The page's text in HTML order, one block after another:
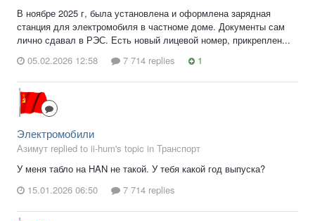
В ноябре 2025 г, была установлена и оформлена зарядная
станция для электромобиля в частноме доме. Документы сам
лично сдавал в РЭС. Есть новый лицевой номер, прикреплен...
05.02.2026 12:58
7 714 replies 1
Электромобили
Азимут replied to ii-hum's topic in Транспорт
У меня табло на HAN не такой. У тебя какой год выпуска?
15.01.2026 06:50
7 714 replies